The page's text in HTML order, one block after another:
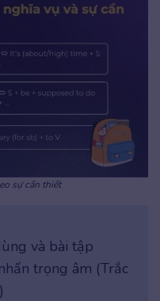
sự cần thiết
và bài tập
trọng âm (Trắc